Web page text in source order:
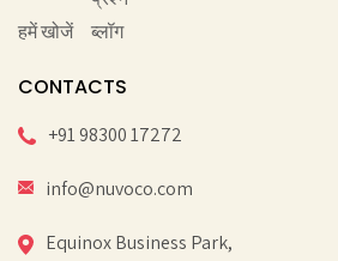
हमें खोजें ब्लॉग
CONTACTS
+91 98300 17272
info@nuvoco.com
Equinox Business Park,